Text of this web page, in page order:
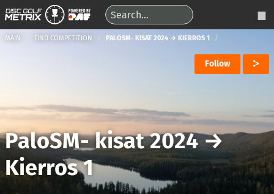
MAIN FIND COMPETITION PALOSM- KISAT 2024 → KIERROS 1
Follow
PaloSM- kisat 2024→
Kierros 1